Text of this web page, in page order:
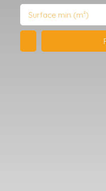
Surface min (m²)